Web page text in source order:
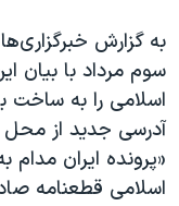
قانون شفافیت دارائی
اعتراضات مردمی آبان
اسرائیل در جنگ
نرگس محمدی برنده
همایش
به گزارش
اسلامی را به
آدرسی جدید از
«پرونده ایران
اسلامی قطعنامه